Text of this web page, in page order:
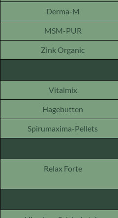
Derma-M
MSM-PUR
Zink Organic
Vitalmix
Hagebutten
Spirumaxima-Pellets
Relax Forte